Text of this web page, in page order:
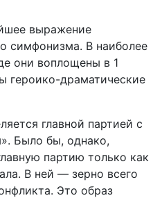
выражение
симфонизма. В наиболее
они воплощены в 1
героико-драматические
главной партией с
Было бы, однако,
партию только как
В ней — зерно всего
Это образ